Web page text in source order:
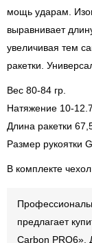
мощь ударам.
выравнивает
увеличивая тем
ракетки.
Вес 80-84 гр.
Натяжение 10-12.7
Длина ракетки
Размер рукоятки
В комплекте чехол
предлагает
Carbon PRO6».